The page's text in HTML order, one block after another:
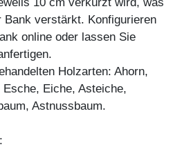
10 cm verkürzt wird, was
Bank verstärkt. Konfigurieren
online oder lassen Sie
Holzarten: Ahorn,
Esche, Eiche, Asteiche,
Astnussbaum.